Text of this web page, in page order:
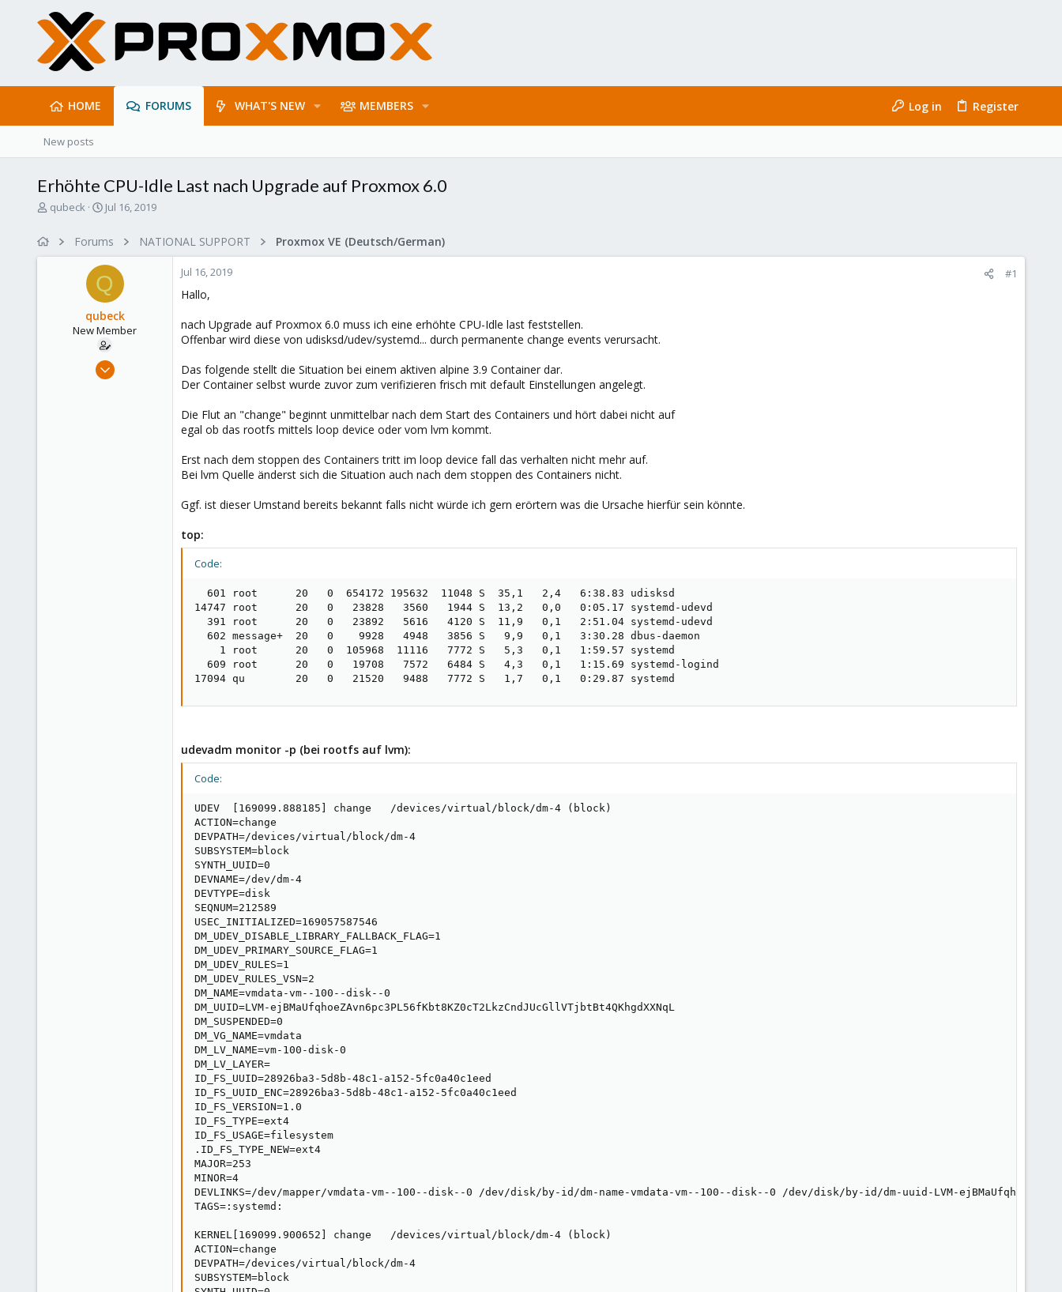
HOME FORUMS WHAT'S NEW MEMBERS Log in Register
New posts
Erhöhte CPU-Idle Last nach Upgrade auf Proxmox 6.0
T
qubeck
S
r
t
d
a
t
e
Jul 16, 2019
Forums NATIONAL SUPPORT Proxmox VE (Deutsch/German)
Q
qubeck
New Member
Jul 11, 2019
Jul 16, 2019 #1
Hallo,
nach Upgrade auf Proxmox 6.0 muss ich eine erhöhte CPU-Idle last feststellen.
Offenbar wird diese von udisksd/udev/systemd... durch permanente change events verursacht.
Das folgende stellt die Situation bei einem aktiven alpine 3.9 Container dar.
Der Container selbst wurde zuvor zum verifizieren frisch mit default Einstellungen angelegt.
Die Flut an "change" beginnt unmittelbar nach dem Start des Containers und hört dabei nicht auf
egal ob das rootfs mittels loop device oder vom lvm kommt.
Erst nach dem stoppen des Containers tritt im loop device fall das verhalten nicht mehr auf.
Bei lvm Quelle änderst sich die Situation auch nach dem stoppen des Containers nicht.
Ggf. ist dieser Umstand bereits bekannt falls nicht würde ich gern erörtern was die Ursache hierfür sein könnte.
top:
Code:
  601 root      20   0  654172 195632  11048 S  35,1   2,4   6:38.83 udisksd
14747 root      20   0   23828   3560   1944 S  13,2   0,0   0:05.17 systemd-udevd
  391 root      20   0   23892   5616   4120 S  11,9   0,1   2:51.04 systemd-udevd
  602 message+  20   0    9928   4948   3856 S   9,9   0,1   3:30.28 dbus-daemon
    1 root      20   0  105968  11116   7772 S   5,3   0,1   1:59.57 systemd
  609 root      20   0   19708   7572   6484 S   4,3   0,1   1:15.69 systemd-logind
17094 qu        20   0   21520   9488   7772 S   1,7   0,1   0:29.87 systemd
udevadm monitor -p (bei rootfs auf lvm):
Code:
UDEV  [169099.888185] change   /devices/virtual/block/dm-4 (block)
ACTION=change
DEVPATH=/devices/virtual/block/dm-4
SUBSYSTEM=block
SYNTH_UUID=0
DEVNAME=/dev/dm-4
DEVTYPE=disk
SEQNUM=212589
USEC_INITIALIZED=169057587546
DM_UDEV_DISABLE_LIBRARY_FALLBACK_FLAG=1
DM_UDEV_PRIMARY_SOURCE_FLAG=1
DM_UDEV_RULES=1
DM_UDEV_RULES_VSN=2
DM_NAME=vmdata-vm--100--disk--0
DM_UUID=LVM-ejBMaUfqhoeZAvn6pc3PL56fKbt8KZ0cT2LkzCndJUcGllVTjbtBt4QKhgdXXNqL
DM_SUSPENDED=0
DM_VG_NAME=vmdata
DM_LV_NAME=vm-100-disk-0
DM_LV_LAYER=
ID_FS_UUID=28926ba3-5d8b-48c1-a152-5fc0a40c1eed
ID_FS_UUID_ENC=28926ba3-5d8b-48c1-a152-5fc0a40c1eed
ID_FS_VERSION=1.0
ID_FS_TYPE=ext4
ID_FS_USAGE=filesystem
.ID_FS_TYPE_NEW=ext4
MAJOR=253
MINOR=4
DEVLINKS=/dev/mapper/vmdata-vm--100--disk--0 /dev/disk/by-id/dm-name-vmdata-vm--100--disk--0 /dev/disk/by-id/dm-uuid-LVM-
TAGS=:systemd:
KERNEL[169099.900652] change   /devices/virtual/block/dm-4 (block)
ACTION=change
DEVPATH=/devices/virtual/block/dm-4
SUBSYSTEM=block